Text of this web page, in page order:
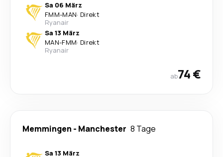
Sa 06 März
FMM-MAN· Direkt
Ryanair
Sa 13 März
MAN-FMM· Direkt
Ryanair
ab74 €
Memmingen - Manchester 8 Tage
Sa 13 März